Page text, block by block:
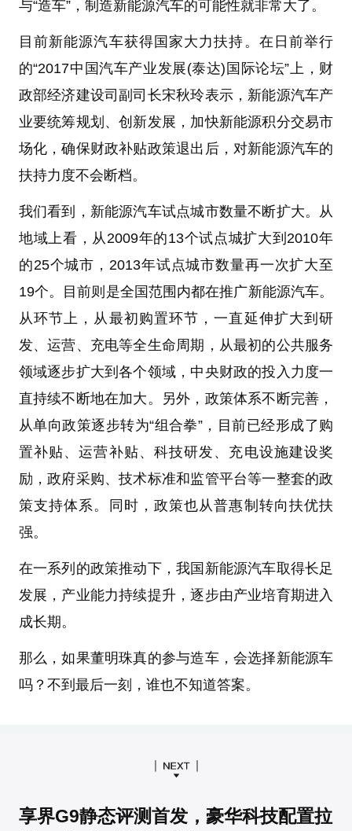
与“造车”，制造新能源汽车的可能性就非常大了。
目前新能源汽车获得国家大力扶持。在日前举行
的“2017中国汽车产业发展(泰达)国际论坛”上，财
政部经济建设司副司长宋秋玲表示，新能源汽车产
业要统筹规划、创新发展，加快新能源积分交易市
场化，确保财政补贴政策退出后，对新能源汽车的
扶持力度不会断档。
我们看到，新能源汽车试点城市数量不断扩大。从
地域上看，从2009年的13个试点城扩大到2010年
的25个城市，2013年试点城市数量再一次扩大至
19个。目前则是全国范围内都在推广新能源汽车。
从环节上，从最初购置环节，一直延伸扩大到研
发、运营、充电等全生命周期，从最初的公共服务
领域逐步扩大到各个领域，中央财政的投入力度一
直持续不断地在加大。另外，政策体系不断完善，
从单向政策逐步转为“组合拳”，目前已经形成了购
置补贴、运营补贴、科技研发、充电设施建设奖
励，政府采购、技术标准和监管平台等一整套的政
策支持体系。同时，政策也从普惠制转向扶优扶
强。
在一系列的政策推动下，我国新能源汽车取得长足
发展，产业能力持续提升，逐步由产业培育期进入
成长期。
那么，如果董明珠真的参与造车，会选择新能源车
吗？不到最后一刻，谁也不知道答案。
享界G9静态评测首发，豪华科技配置拉